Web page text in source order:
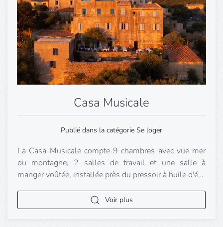
Casa Musicale
Publié dans la catégorie Se loger
La Casa Musicale compte 9 chambres avec vue mer
ou montagne, 2 salles de travail et une salle à
manger voûtée, installée près du pressoir à huile d'é…
Voir plus